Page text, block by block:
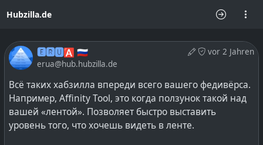
Hubzilla.de
vor 2 Jahren
🅴🆁🆄🅰 🇷🇺
erua@hub.hubzilla.de
Всё таких хабзилла впереди всего вашего федивёрса.
Например, Affinity Tool, это когда ползунок такой над
вашей «лентой». Позволяет быстро выставить
уровень того, что хочешь видеть в ленте.